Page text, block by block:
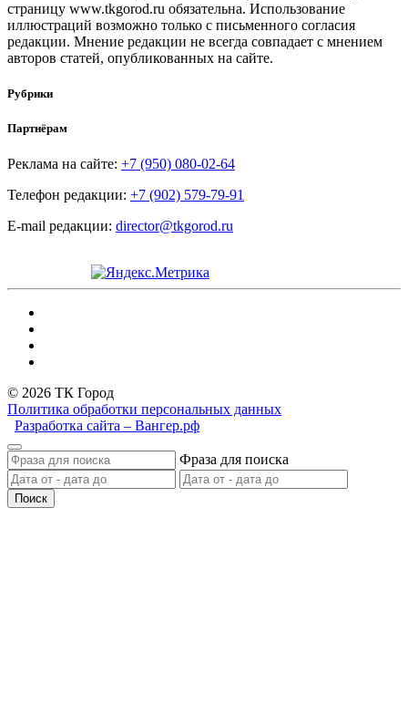
страницу www.tkgorod.ru обязательна. Использование
иллюстраций возможно только с письменного согласия
редакции. Мнение редакции не всегда совпадает с мнением
авторов статей, опубликованных на сайте.
Рубрики
Партнёрам
Реклама на сайте: +7 (950) 080-02-64
Телефон редакции: +7 (902) 579-79-91
E-mail редакции: director@tkgorod.ru
© 2026 ТК Город
Политика обработки персональных данных
Разработка сайта – Вангер.рф
Фраза для поиска
Поиск